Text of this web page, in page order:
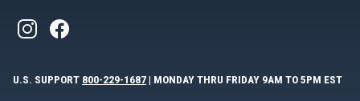
U.S. SUPPORT 800-229-1687| MONDAY THRU FRIDAY 9AM TO 5PM EST